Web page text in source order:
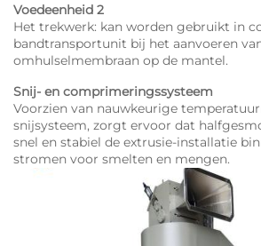
Voedeenheid 2
Het trekwerk: kan worden gebruikt in
bandtransportunit bij het aanvoeren
omhulselmembraan op de mantel.
Snij- en comprimeringssysteem
Voorzien van nauwkeurige
snijsysteem, zorgt ervoor dat
snel en stabiel de extrusie-installatie
stromen voor smelten en mengen.